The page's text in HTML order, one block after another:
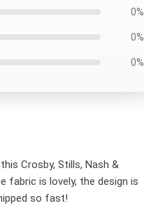
0%
0%
0%
Crosby, Stills, Nash &
fabric is lovely, the design is
so fast!